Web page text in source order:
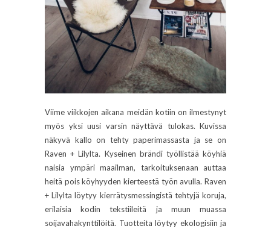
Viime viikkojen aikana meidän kotiin on ilmestynyt
myös yksi uusi varsin näyttävä tulokas. Kuvissa
näkyvä kallo on tehty paperimassasta ja se on
Raven + Lilylta. Kyseinen brändi työllistää köyhiä
naisia ympäri maailman, tarkoituksenaan auttaa
heitä pois köyhyyden kierteestä työn avulla. Raven
+ Lilylta löytyy kierrätysmessingistä tehtyjä koruja,
erilaisia kodin tekstiileitä ja muun muassa
soijavahakynttilöitä. Tuotteita löytyy ekologisiin ja